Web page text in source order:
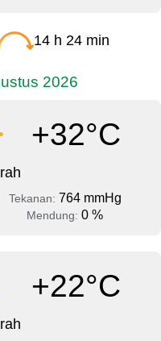
14 h 24 min
2026
+32°C
Tekanan: 764 mmHg
Mendung: 0 %
+22°C